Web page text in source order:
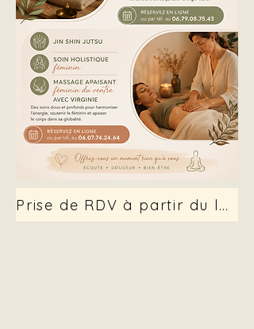
Prise de RDV à partir du lundi 14 sept.